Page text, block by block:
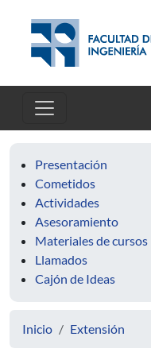
Presentación
Cometidos
Actividades
Asesoramiento
Materiales de cursos
Llamados
Cajón de Ideas
Inicio Extensión